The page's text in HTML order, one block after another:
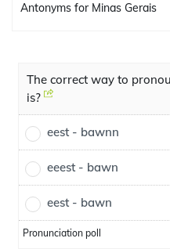
Antonyms for Minas Gerais
The correct way to
is?
eest - bawnn
eeest - bawn
eest - bawn
Pronunciation poll